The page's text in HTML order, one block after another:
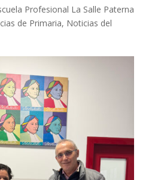
Profesional La Salle Paterna
de Primaria, Noticias del